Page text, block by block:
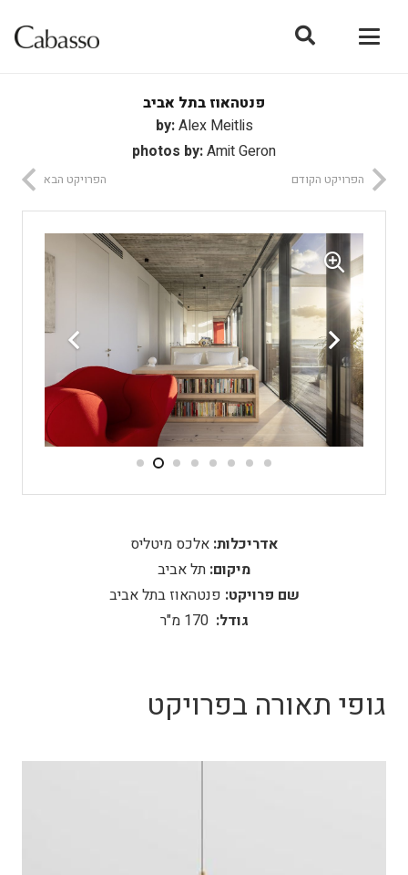
פנטהאוז בתל אביב
by:Alex Meitlis
photos by:Amit Geron
הפרויקט הבא הפרויקט הקודם
אדריכלות: אלכס מיטליס
מיקום: תל אביב
שם פרויקט: פנטהאוז בתל אביב
גודל: 170 מ"ר
גופי תאורה בפרויקט